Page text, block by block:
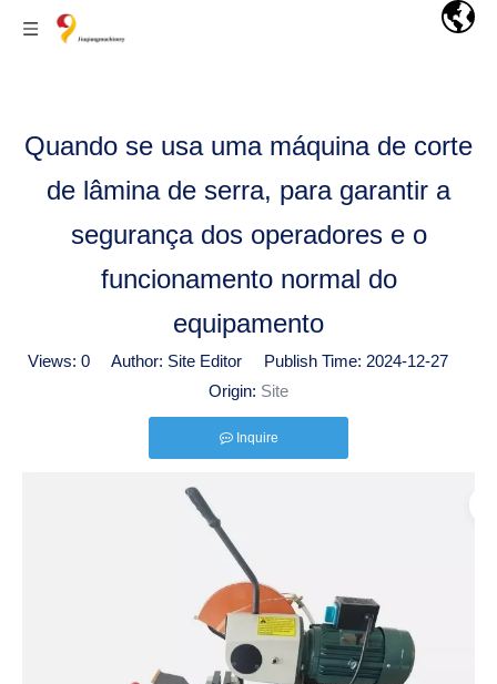
Quando se usa uma máquina de corte
de lâmina de serra, para garantir a
segurança dos operadores e o
funcionamento normal do
equipamento
Views: 0Author: Site Editor Publish Time: 2024-12-27
Origin: Site
Inquire